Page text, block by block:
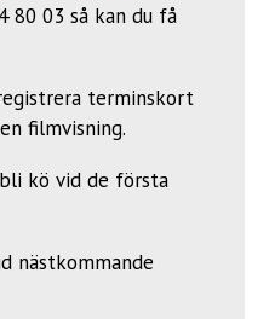
80 03 så kan du få
terminskort
filmvisning.
kö vid de första
nästkommande